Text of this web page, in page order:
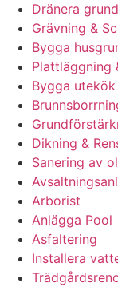
Dränera
Grävning &
Bygga
Plattläggning
Bygga utekök
Dikning &
Sanering av
Arborist
Anlägga Pool
Asfaltering
Installera